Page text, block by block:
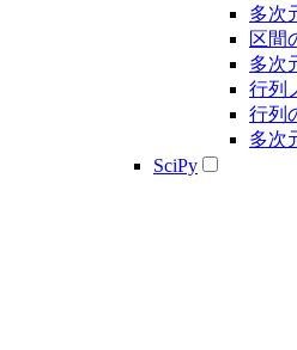
多次
区間
多次
行列
行列
多次
SciPy